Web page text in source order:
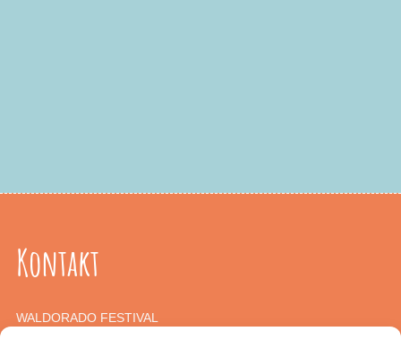
Kontakt
WALDORADO FESTIVAL